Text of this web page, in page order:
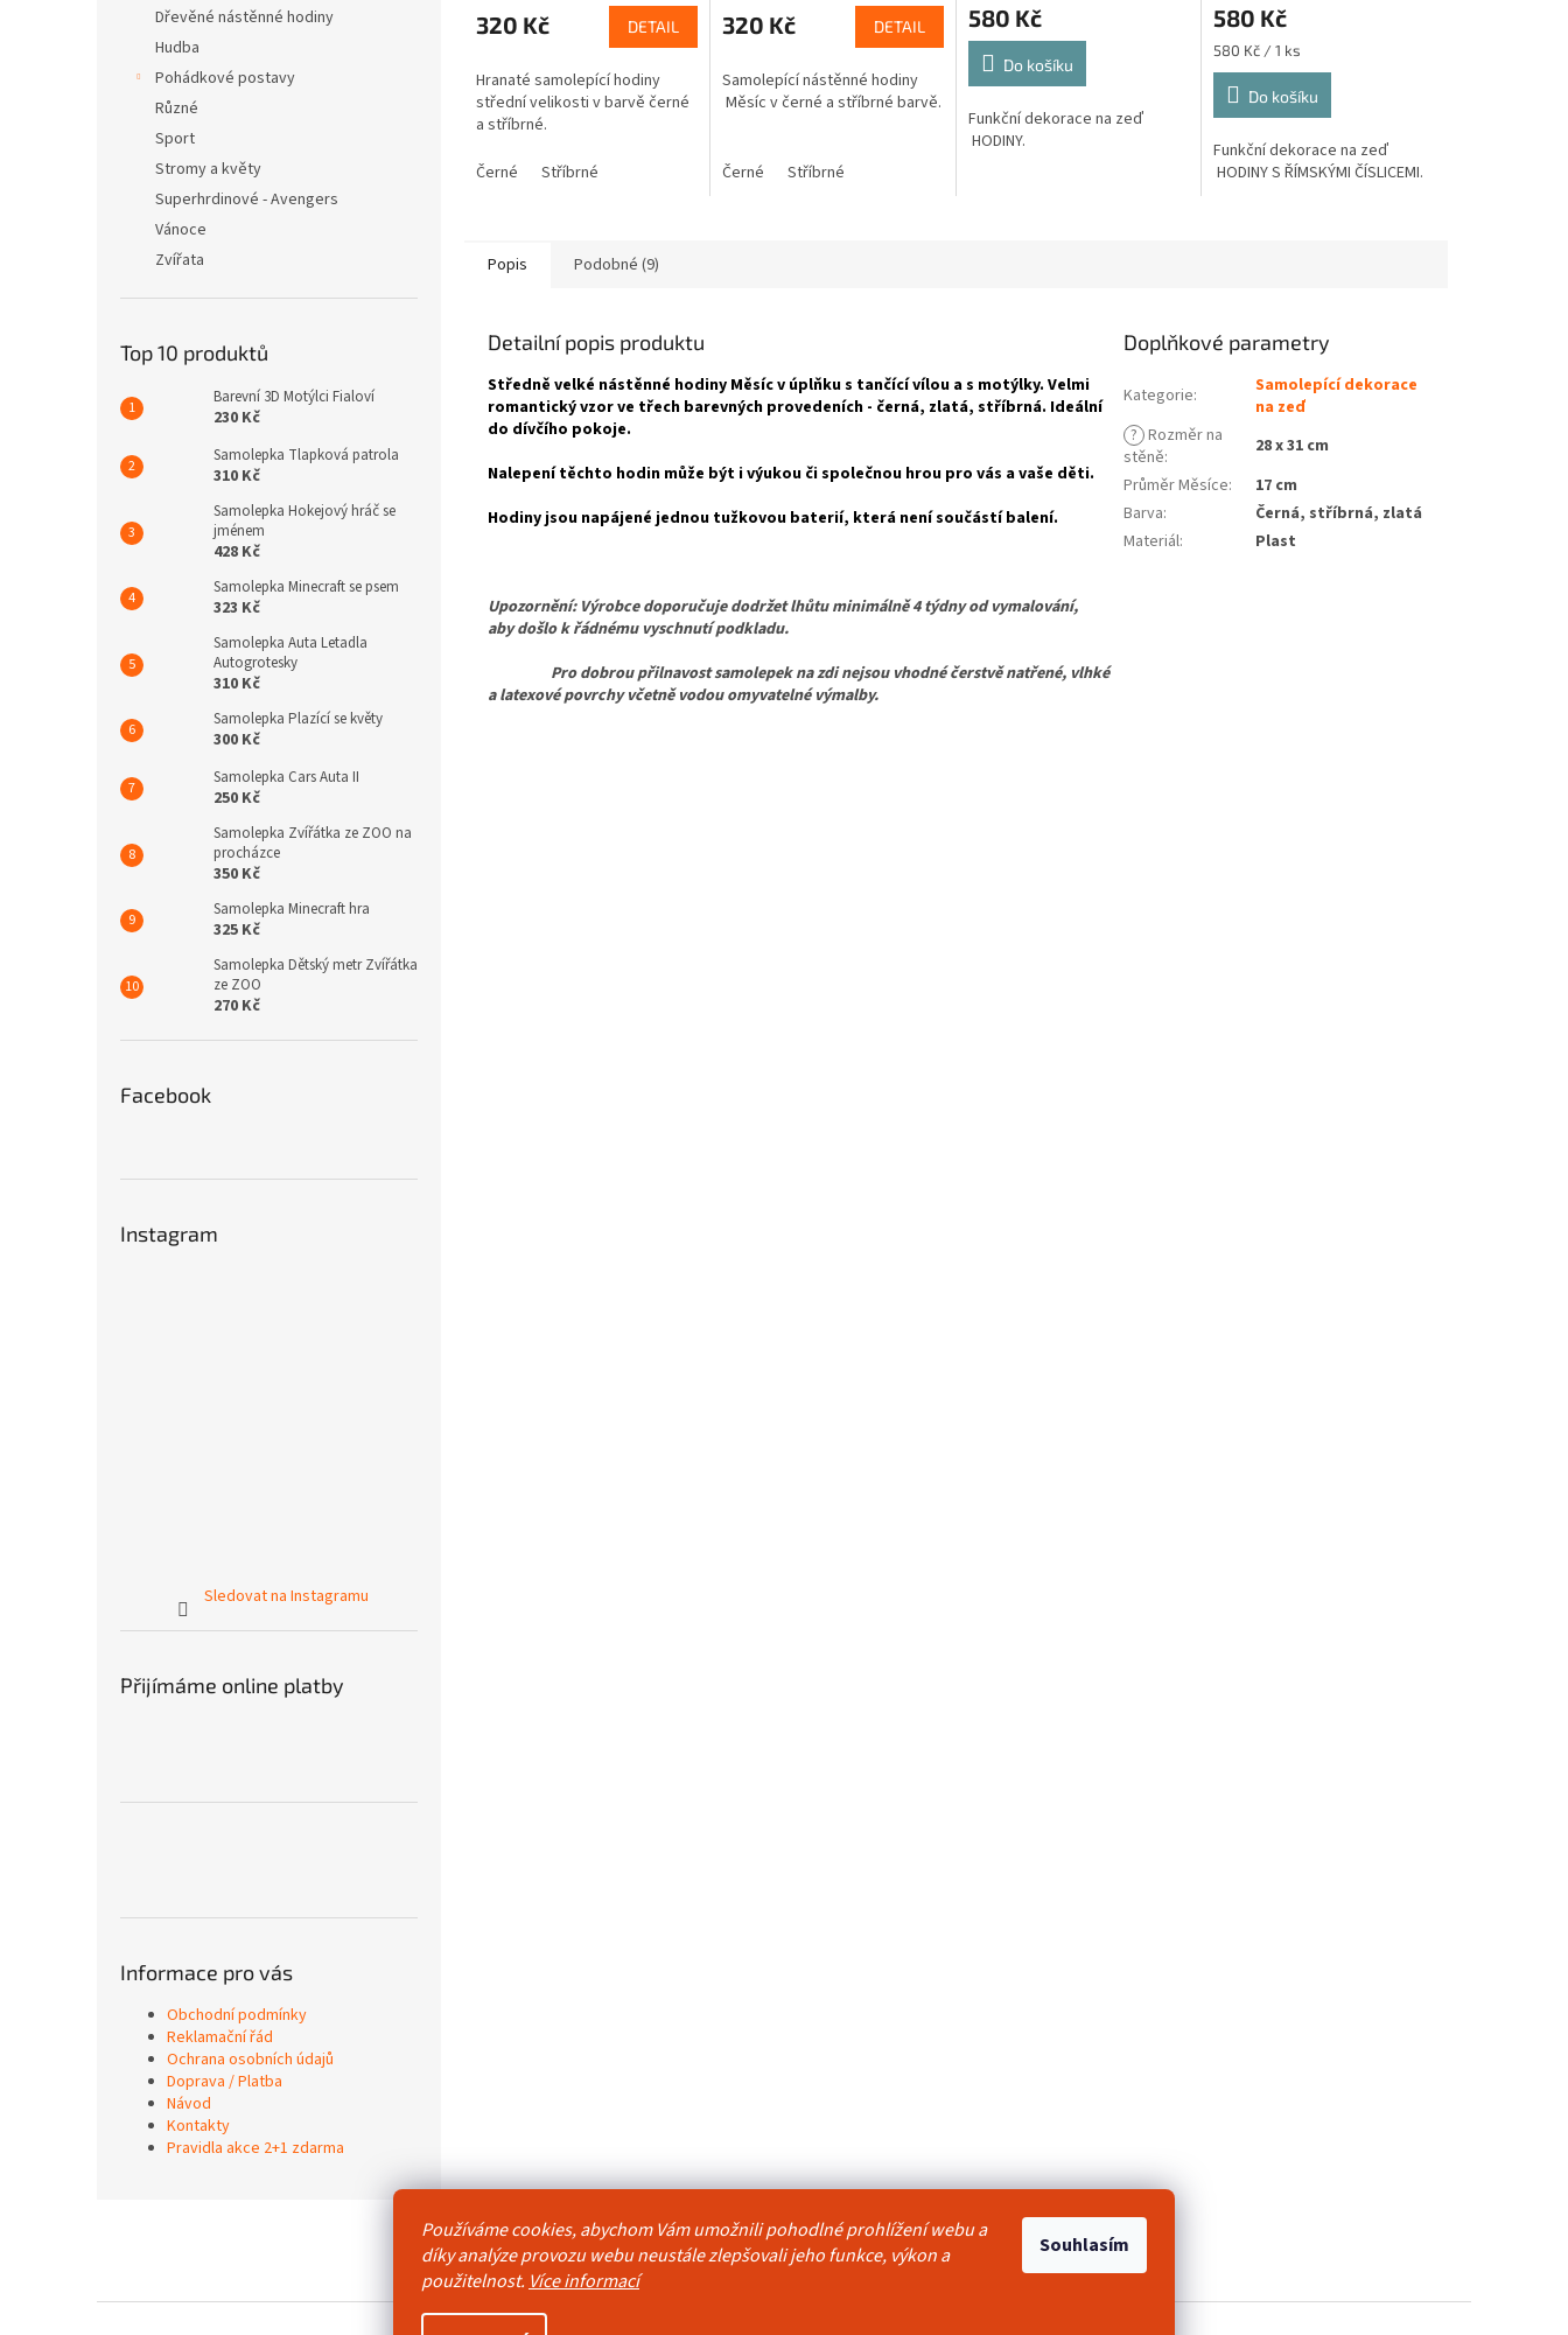
Používáme cookies, abychom Vám umožnili pohodlné prohlížení webu a
díky analýze provozu webu neustále zlepšovali jeho funkce, výkon a
použitelnost. Více informací
Souhlasím
Dřevěné nástěnné hodiny
Hudba
Pohádkové postavy
Různé
Sport
Stromy a květy
Superhrdinové - Avengers
Vánoce
Zvířata
Top 10 produktů
Barevní 3D Motýlci Fialoví
230 Kč
Samolepka Tlapková patrola
310 Kč
Samolepka Hokejový hráč se
jménem
428 Kč
Samolepka Minecraft se psem
323 Kč
Samolepka Auta Letadla
Autogrotesky
310 Kč
Samolepka Plazící se květy
300 Kč
Samolepka Cars Auta II
250 Kč
Samolepka Zvířátka ze ZOO na
procházce
350 Kč
Samolepka Minecraft hra
325 Kč
Samolepka Dětský metr Zvířátka
ze ZOO
270 Kč
Facebook
Instagram
Sledovat na Instagramu
Přijímáme online platby
Informace pro vás
Obchodní podmínky
Reklamační řád
Ochrana osobních údajů
Doprava / Platba
Návod
Kontakty
Pravidla akce 2+1 zdarma
320 Kč DETAIL
Hranaté samolepící hodiny
střední velikosti v barvě černé
a stříbrné.
Černé Stříbrné
320 Kč DETAIL
Samolepící nástěnné hodiny
Měsíc v černé a stříbrné barvě.
Černé Stříbrné
580 Kč
Do košíku
Funkční dekorace na zeď
HODINY.
580 Kč
Měrná
cena:
580 Kč / 1 ks
Do košíku
Funkční dekorace na zeď
HODINY S ŘÍMSKÝMI ČÍSLICEMI.
Popis Podobné (9)
Detailní popis produktu
Středně velké nástěnné hodiny Měsíc v úplňku s tančící vílou a s motýlky. Velmi
romantický vzor ve třech barevných provedeních - černá, zlatá, stříbrná. Ideální
do dívčího pokoje.
Nalepení těchto hodin může být i výukou či společnou hrou pro vás a vaše děti.
Hodiny jsou napájené jednou tužkovou baterií, která není součástí balení.
Upozornění: Výrobce doporučuje dodržet lhůtu minimálně 4 týdny od vymalování,
aby došlo k řádnému vyschnutí podkladu.
Pro dobrou přilnavost samolepek na zdi nejsou vhodné čerstvě natřené, vlhké
a latexové povrchy včetně vodou omyvatelné výmalby.
Doplňkové parametry
Kategorie:
Samolepící dekorace
na zeď
? Rozměr na
stěně:
28 x 31 cm
Průměr Měsíce:
17 cm
Barva:
Černá, stříbrná, zlatá
Materiál: Plast
Obchodní podmínky Reklamační řád Ochrana osobních údajů Kontakty Pravidla akce 2+1 zdarma